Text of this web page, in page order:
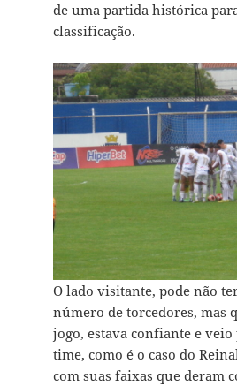
de uma partida histórica
classificação.
O lado visitante, pode não
número de torcedores, mas
jogo, estava confiante e veio
time, como é o caso do
com suas faixas que deram